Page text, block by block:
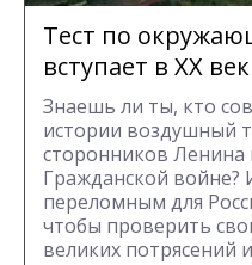
Тест по
вступает в XX
Знаешь ли ты, кто
истории воздушный
сторонников Ленина
Гражданской войне?
переломным для
чтобы проверить
великих потрясений